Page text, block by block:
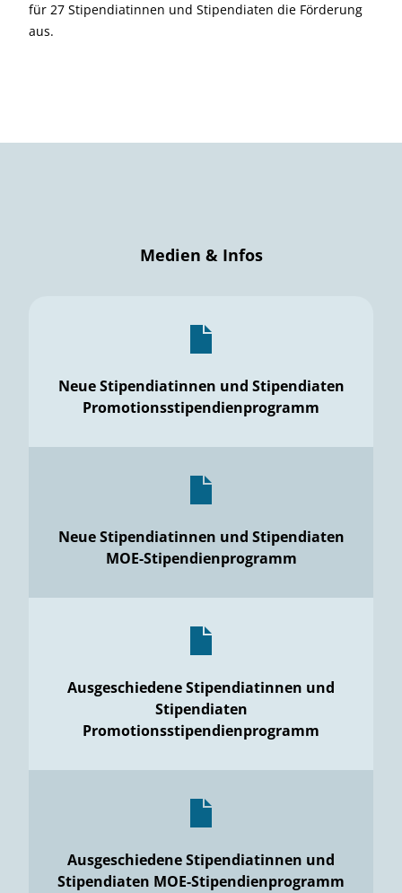
für 27 Stipendiatinnen und Stipendiaten die Förderung
aus.
Medien & Infos
Neue Stipendiatinnen und Stipendiaten
Promotionsstipendienprogramm
Neue Stipendiatinnen und Stipendiaten
MOE-Stipendienprogramm
Ausgeschiedene Stipendiatinnen und
Stipendiaten
Promotionsstipendienprogramm
Ausgeschiedene Stipendiatinnen und
Stipendiaten MOE-Stipendienprogramm